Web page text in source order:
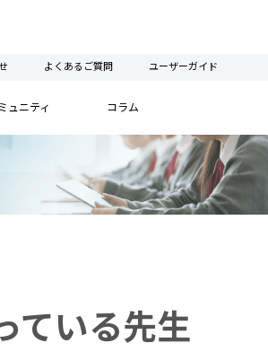
よくあるご質問 ユーザーガイド
ュニティ コラム
ている先生